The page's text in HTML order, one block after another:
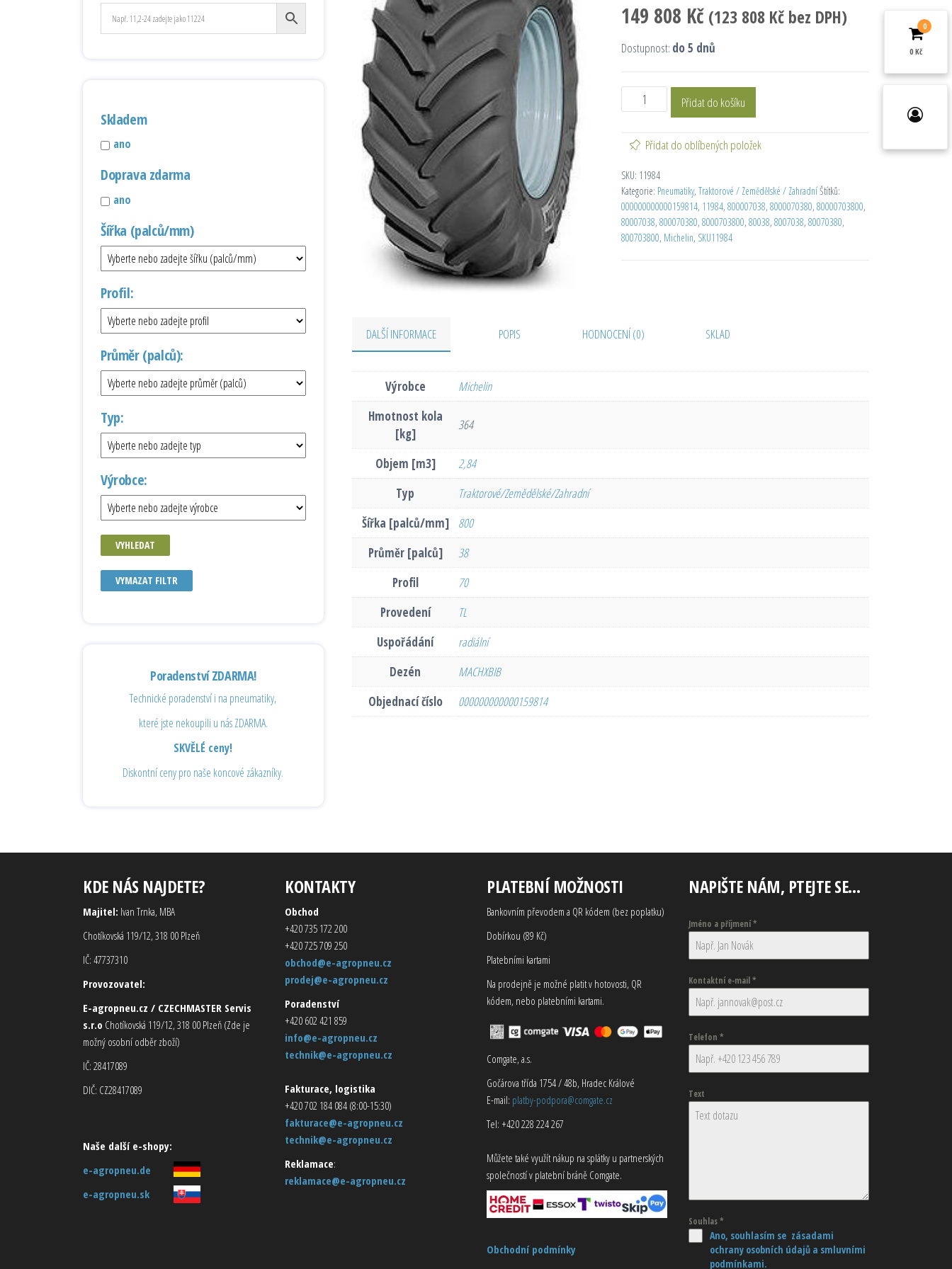
149 808 Kč (123 808 Kčbez DPH)
Dostupnost: do 5 dnů
Přidat do košíku
Přidat do oblíbených položek
SKU: 11984
Kategorie: Pneumatiky, Traktorové / Zemědělské / ZahradníŠtítků:
000000000000159814, 11984, 800007038, 8000070380, 80000703800,
80007038, 800070380, 8000703800, 80038, 8007038, 80070380,
800703800, Michelin, SKU11984
DALŠÍ INFORMACE POPIS HODNOCENÍ (0) SKLAD
Výrobce
Michelin
Hmotnost kola
[kg]
364
Objem [m3]
2,84
Typ
Traktorové/Zemědělské/Zahradní
Šířka [palců/mm]
800
Průměr [palců]
38
Profil
70
Provedení
TL
Uspořádání
radiální
Dezén
MACHXBIB
Objednací číslo
000000000000159814
Skladem
ano
Doprava zdarma
ano
Šířka (palců/mm)
Profil:
Průměr (palců):
Typ:
Výrobce:
VYHLEDAT
VYMAZAT FILTR
Poradenství ZDARMA!
Technické poradenství i na pneumatiky,
které jste nekoupili u nás ZDARMA.
SKVĚLÉ ceny!
Diskontní ceny pro naše koncové zákazníky.
KDE NÁS NAJDETE?
Majitel: Ivan Trnka, MBA
Chotíkovská 119/12, 318 00 Plzeň
IČ: 47737310
Provozovatel:
E-agropneu.cz / CZECHMASTER Servis
s.r.o Chotíkovská 119/12, 318 00 Plzeň (Zde je
možný osobní odběr zboží)
IČ: 28417089
DIČ: CZ28417089
Naše další e-shopy:
e-agropneu.de
e-agropneu.sk
KONTAKTY
Obchod
+420 735 172 200
+420 725 709 250
obchod@e-agropneu.cz
prodej@e-agropneu.cz
Poradenství
+420 602 421 859
info@e-agropneu.cz
technik@e-agropneu.cz
Fakturace, logistika
+420 702 184 084 (8:00-15:30)
fakturace@e-agropneu.cz
technik@e-agropneu.cz
Reklamace:
reklamace@e-agropneu.cz
PLATEBNÍ MOŽNOSTI
Bankovním převodem a QR kódem (bez poplatku)
Dobírkou (89 Kč)
Platebními kartami
Na prodejně je možné platit v hotovosti, QR
kódem, nebo platebními kartami.
Comgate, a.s.
Gočárova třída 1754 / 48b, Hradec Králové
E-mail: platby-podpora@comgate.cz
Tel: +420 228 224 267
Můžete také využít nákup na splátky u partnerských
společností v platební bráně Comgate.
Obchodní podmínky
NAPIŠTE NÁM, PTEJTE SE…
Jméno a příjmení*
Kontaktní e-mail*
Telefon *
Text
Souhlas*
Ano, souhlasím se zásadami
ochrany osobních údajů a smluvními
podmínkami.
0
0 Kč